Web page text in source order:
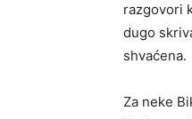
razgovori
dugo
shvaćena.
Za neke